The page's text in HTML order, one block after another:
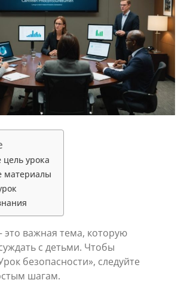
урока
материалы
это важная тема, которую
с детьми. Чтобы
безопасности», следуйте
шагам.